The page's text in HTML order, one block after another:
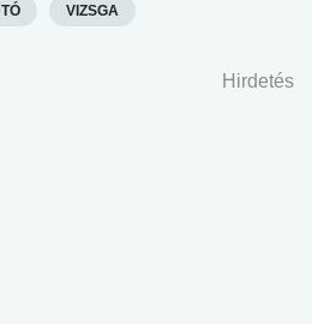
VIZSGA
Hirdetés